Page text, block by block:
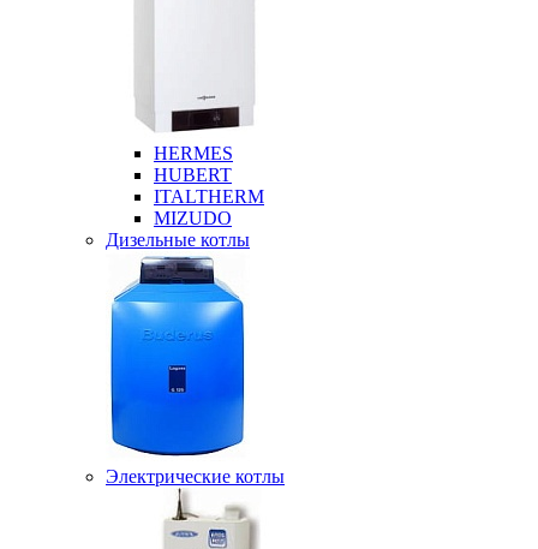
HERMES
HUBERT
ITALTHERM
MIZUDO
Дизельные котлы
Электрические котлы